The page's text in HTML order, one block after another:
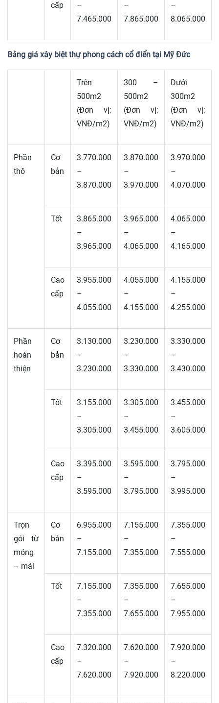
cấp
–
7.465.000
–
7.865.000
–
8.065.000
Bảng giá xây biệt thự phong cách cổ điển tại Mỹ Đức
Trên
500m2
(Đơn vị:
VNĐ/m2)
300 –
500m2
(Đơn vị:
VNĐ/m2)
Dưới
300m2
(Đơn vị:
VNĐ/m2)
Phần
thô
Cơ
bản
3.770.000
–
3.870.000
3.870.000
–
3.970.000
3.970.000
–
4.070.000
Tốt
3.865.000
–
3.965.000
3.965.000
–
4.065.000
4.065.000
–
4.165.000
Cao
cấp
3.955.000
–
4.055.000
4.055.000
–
4.155.000
4.155.000
–
4.255.000
Phần
hoàn
thiện
Cơ
bản
3.130.000
–
3.230.000
3.230.000
–
3.330.000
3.330.000
–
3.430.000
Tốt
3.155.000
–
3.305.000
3.305.000
–
3.455.000
3.455.000
–
3.605.000
Cao
cấp
3.395.000
–
3.595.000
3.595.000
–
3.795.000
3.795.000
–
3.995.000
Trọn
gói từ
móng
– mái
Cơ
bản
6.955.000
–
7.155.000
7.155.000
–
7.355.000
7.355.000
–
7.555.000
Tốt
7.155.000
–
7.355.000
7.355.000
–
7.655.000
7.655.000
–
7.955.000
Cao
cấp
7.320.000
–
7.620.000
7.620.000
–
7.920.000
7.920.000
–
8.220.000